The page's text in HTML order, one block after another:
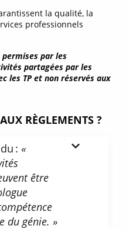
la qualité, la
professionnels
par les
partagées par les
les TP et non réservés aux
RÈGLEMENTS ?
:«
être
du génie. »